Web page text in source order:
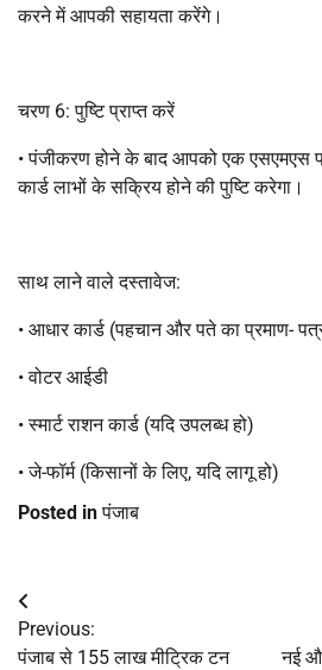
करने में आपकी सहायता करेंगे।
चरण 6: पुष्टि प्राप्त करें
• पंजीकरण होने के बाद आपको एक एसएमएस
कार्ड लाभों के सक्रिय होने की पुष्टि करेगा।
साथ लाने वाले दस्तावेज:
• आधार कार्ड (पहचान और पते का प्रमाण-
• वोटर आईडी
• स्मार्ट राशन कार्ड (यदि उपलब्ध हो)
• जे-फॉर्म (किसानों के लिए, यदि लागू हो)
Posted inपंजाब
Post
navigation
Previous:
पंजाब से 155 लाख मीट्रिक टन
नई